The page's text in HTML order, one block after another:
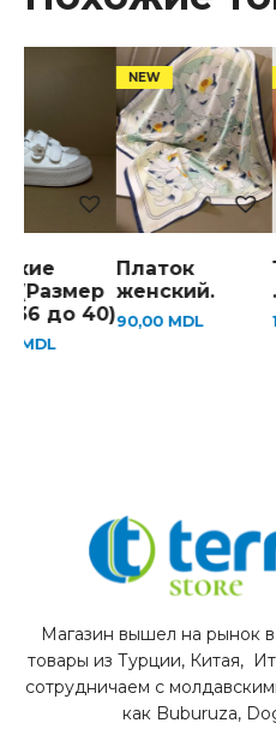
36 до 40)
MDL
Платок
женский.
90,00MDL
Магазин вышел на рынок
товары из Турции, Китая,
сотрудничаем с
как Buburuza,